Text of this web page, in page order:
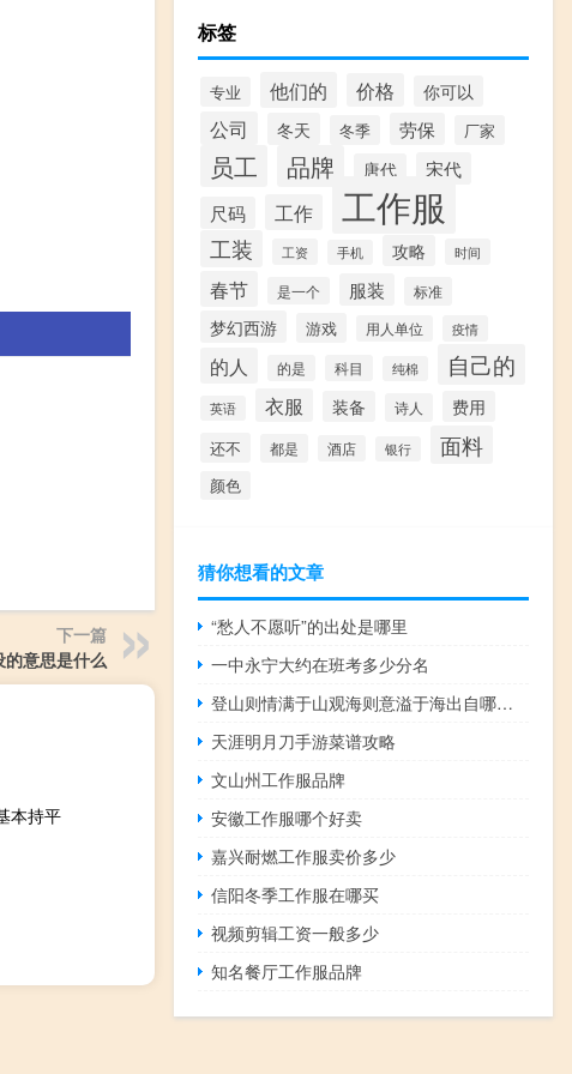
下一篇
的意思是什么
本持平
标签
专业 他们的 价格 你可以
公司 冬天 冬季 劳保 厂家
员工 品牌 唐代
宋代
尺码
工作 工作服
工装 工资 手机 攻略 时间
春节 是一个 服装 标准
梦幻西游 游戏 用人单位 疫情
的人 的是 科目 纯棉 自己的
英语 衣服 装备 诗人 费用
还不 都是 酒店 银行 面料
颜色
猜你想看的文章
“愁人不愿听”的出处是哪里
一中永宁大约在班考多少分名
登山则情满于山观海则意溢于海出自哪里（登山则情满于山 观海则意溢于海是什么意思）
天涯明月刀手游菜谱攻略
文山州工作服品牌
安徽工作服哪个好卖
嘉兴耐燃工作服卖价多少
信阳冬季工作服在哪买
视频剪辑工资一般多少
知名餐厅工作服品牌